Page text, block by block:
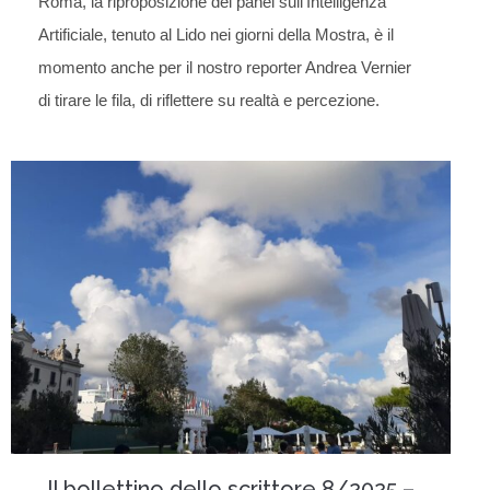
Artificiale, tenuto al Lido nei giorni della Mostra, è il
momento anche per il nostro reporter Andrea Vernier
di tirare le fila, di riflettere su realtà e percezione.